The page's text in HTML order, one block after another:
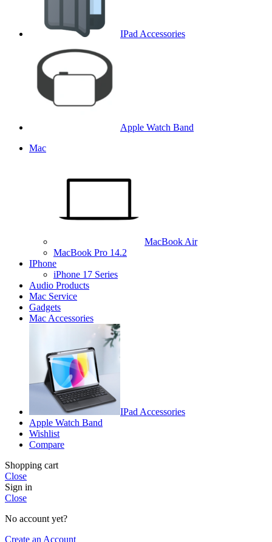
IPad Accessories
Apple Watch Band
Mac
MacBook Air
MacBook Pro 14.2
IPhone
iPhone 17 Series
Audio Products
Mac Service
Gadgets
Mac Accessories
IPad Accessories
Apple Watch Band
Wishlist
Compare
Shopping cart
Close
Sign in
Close
No account yet?
Create an Account